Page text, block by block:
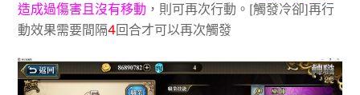
造成過傷害且沒有移動 ，則可再次行動。[觸發冷卻]再行
動效果需要間隔4回合才可以再次觸發